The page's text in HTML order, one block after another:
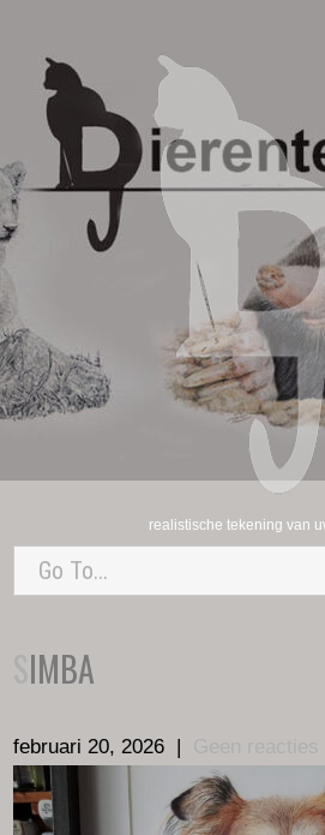
realistische tekening van
Go To...
SIMBA
februari 20, 2026 |